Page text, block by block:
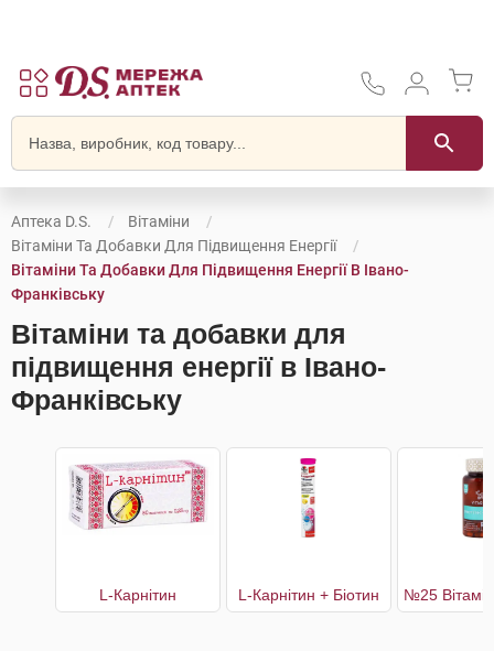
Аптека D.S.
Вітаміни
Вітаміни Та Добавки Для Підвищення Енергії
Вітаміни Та Добавки Для Підвищення Енергії В Івано-
Франківську
Вітаміни та добавки для
підвищення енергії в Івано-
Франківську
L-Карнітин L-Карнітин + Біотин